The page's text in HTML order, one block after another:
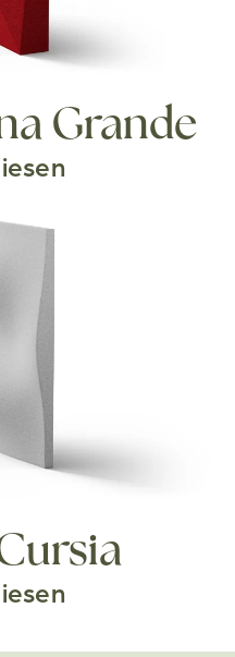
Grande